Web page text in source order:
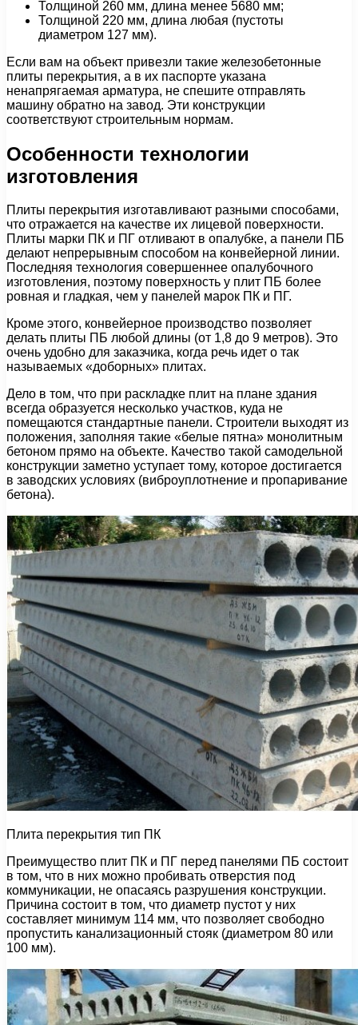
Толщиной 260 мм, длина менее 5680 мм;
Толщиной 220 мм, длина любая (пустоты
диаметром 127 мм).
Если вам на объект привезли такие железобетонные
плиты перекрытия, а в их паспорте указана
ненапрягаемая арматура, не спешите отправлять
машину обратно на завод. Эти конструкции
соответствуют строительным нормам.
Особенности технологии
изготовления
Плиты перекрытия изготавливают разными способами,
что отражается на качестве их лицевой поверхности.
Плиты марки ПК и ПГ отливают в опалубке, а панели ПБ
делают непрерывным способом на конвейерной линии.
Последняя технология совершеннее опалубочного
изготовления, поэтому поверхность у плит ПБ более
ровная и гладкая, чем у панелей марок ПК и ПГ.
Кроме этого, конвейерное производство позволяет
делать плиты ПБ любой длины (от 1,8 до 9 метров). Это
очень удобно для заказчика, когда речь идет о так
называемых «доборных» плитах.
Дело в том, что при раскладке плит на плане здания
всегда образуется несколько участков, куда не
помещаются стандартные панели. Строители выходят из
положения, заполняя такие «белые пятна» монолитным
бетоном прямо на объекте. Качество такой самодельной
конструкции заметно уступает тому, которое достигается
в заводских условиях (виброуплотнение и пропаривание
бетона).
Плита перекрытия тип ПК
Преимущество плит ПК и ПГ перед панелями ПБ состоит
в том, что в них можно пробивать отверстия под
коммуникации, не опасаясь разрушения конструкции.
Причина состоит в том, что диаметр пустот у них
составляет минимум 114 мм, что позволяет свободно
пропустить канализационный стояк (диаметром 80 или
100 мм).